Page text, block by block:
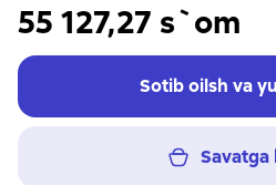
55 127,27 s`om
Sotib oilsh va
Savatga